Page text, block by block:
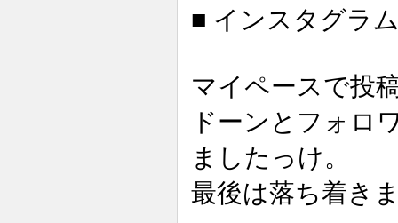
■ インスタグラ
マイペースで投
ドーンとフォロ
ましたっけ。
最後は落ち着き